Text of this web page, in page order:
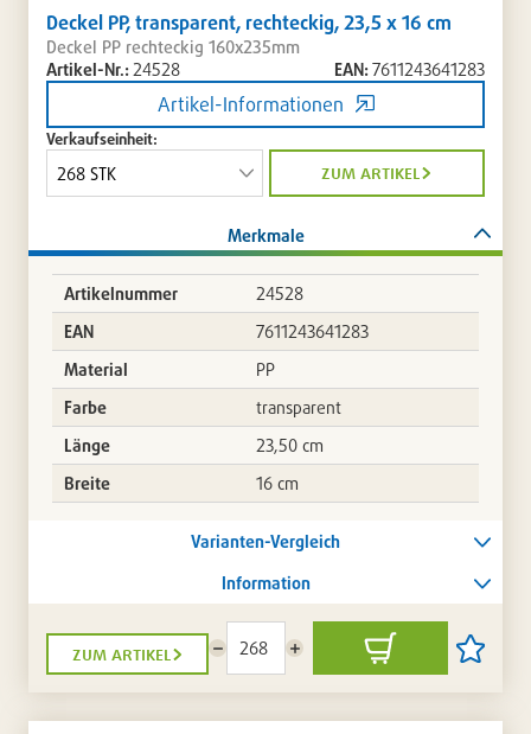
Deckel PP, transparent, rechteckig, 23,5 x 16 cm
Deckel PP rechteckig 160x235mm
Artikel-Nr.: 24528 EAN:7611243641283
Artikel-Informationen
Verkaufseinheit:
zum artikel
Merkmale
Artikelnummer
24528
EAN
7611243641283
Material
PP
Farbe
transparent
Länge
23,50 cm
Breite
16 cm
Varianten-Vergleich
Information
zum artikel
Menge
reduzieren
Menge
erhöhen
In
den
Artikel
setzen